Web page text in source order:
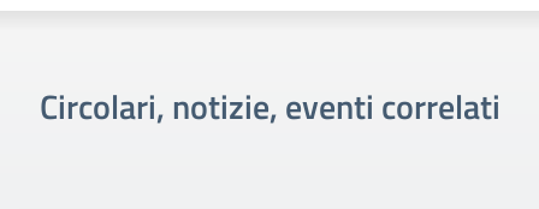
Circolari, notizie, eventi correlati